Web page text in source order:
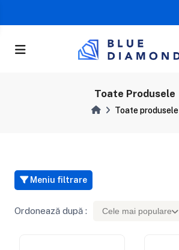
Toate Produsele
Toate produsele
Meniu filtrare
Ordonează după : Cele mai populare